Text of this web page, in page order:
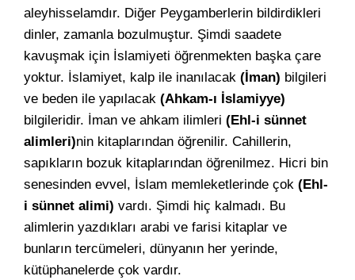
aleyhisselamdır. Diğer Peygamberlerin bildirdikleri
dinler, zamanla bozulmuştur. Şimdi saadete
kavuşmak için İslamiyeti öğrenmekten başka çare
yoktur. İslamiyet, kalp ile inanılacak (İman) bilgileri
ve beden ile yapılacak (Ahkam-ı İslamiyye)
bilgileridir. İman ve ahkam ilimleri (Ehl-i sünnet
alimleri)nin kitaplarından öğrenilir. Cahillerin,
sapıkların bozuk kitaplarından öğrenilmez. Hicri bin
senesinden evvel, İslam memleketlerinde çok (Ehl-
i sünnet alimi) vardı. Şimdi hiç kalmadı. Bu
alimlerin yazdıkları arabi ve farisi kitaplar ve
bunların tercümeleri, dünyanın her yerinde,
kütüphanelerde çok vardır.